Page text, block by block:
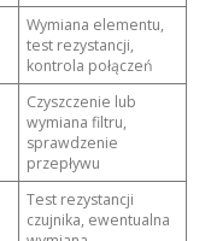
Wymiana elementu,
test rezystancji,
kontrola połączeń
Czyszczenie lub
wymiana filtru,
sprawdzenie
przepływu
Test rezystancji
czujnika, ewentualna